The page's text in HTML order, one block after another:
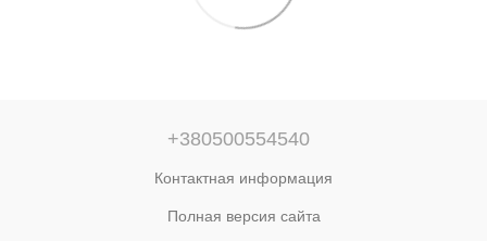
+380500554540
Контактная информация
Полная версия сайта